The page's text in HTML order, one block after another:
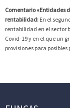
Comentario «Entidades
rentabilidad: En el
rentabilidad en el sector
Covid-19 y en el que un
provisiones para